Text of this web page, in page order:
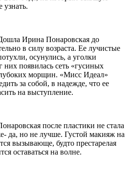
Ирина Понаровская до
в силу возраста. Ее лучистые
осунулись, а уголки
них появилась сеть «гусиных
морщин. «Мисс Идеал»
за собой, в надежде, что ее
на выступление.
после пластики не стала
да, но не лучше. Густой макияж на
вызывающе, будто престарелая
оставаться на волне.